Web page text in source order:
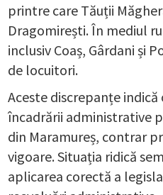
printre care Tăuții
Dragomirești. În mediul
inclusiv Coaș, Gârdani și
de locuitori.
Aceste discrepanțe
încadrării administrative
din Maramureș, contrar
vigoare. Situația ridică
aplicarea corectă a